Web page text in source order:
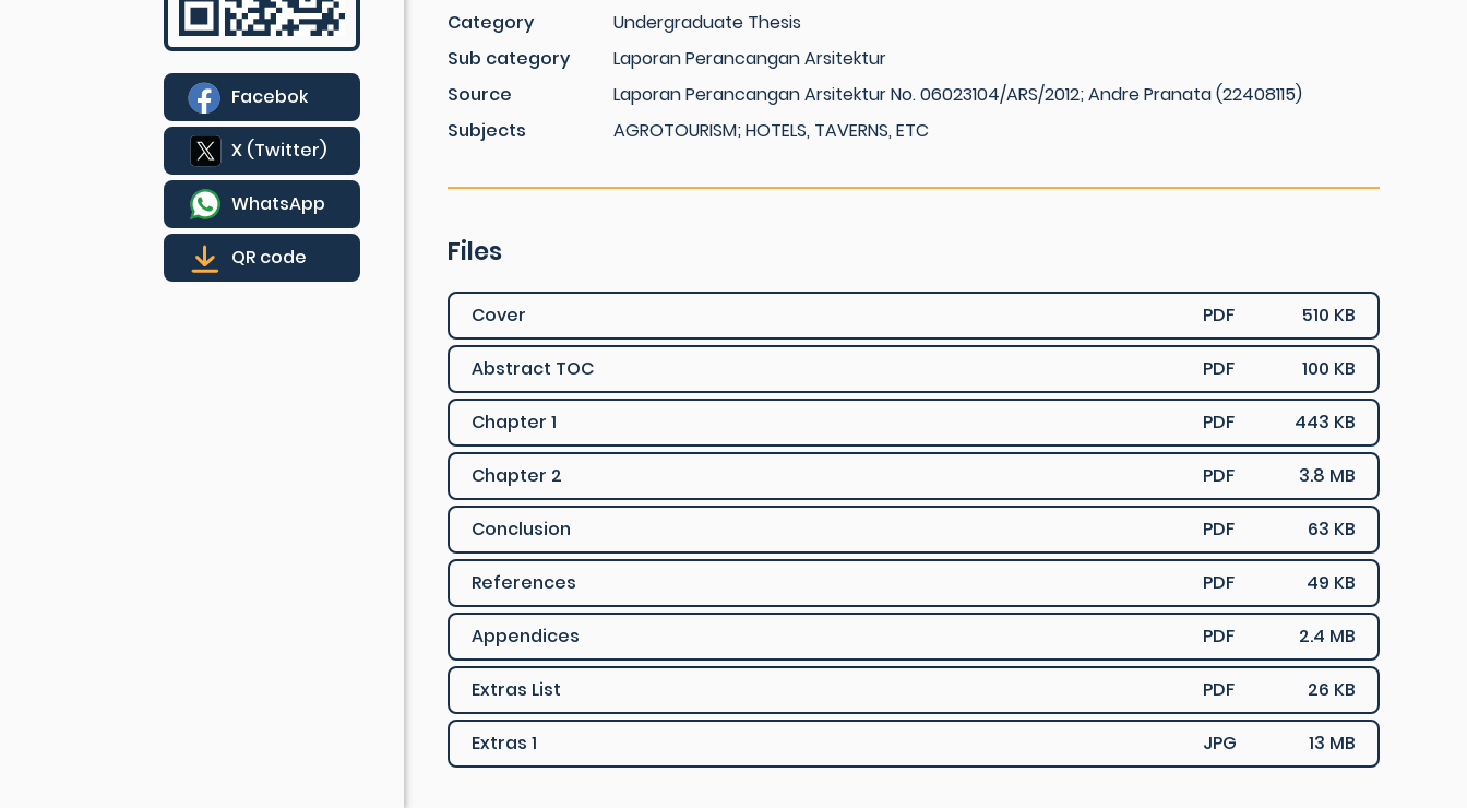
Facebok
X (Twitter)
WhatsApp
QR code
Category
Undergraduate Thesis
Sub category
Laporan Perancangan Arsitektur
Source
Laporan Perancangan Arsitektur No. 06023104/ARS/2012; Andre Pranata (22408115)
Subjects
AGROTOURISM; HOTELS, TAVERNS, ETC
Files
Cover PDF 510 KB
Abstract TOC PDF 100 KB
Chapter 1 PDF 443 KB
Chapter 2 PDF 3.8 MB
Conclusion PDF 63 KB
References PDF 49 KB
Appendices PDF 2.4 MB
Extras List PDF 26 KB
Extras 1 JPG 13 MB